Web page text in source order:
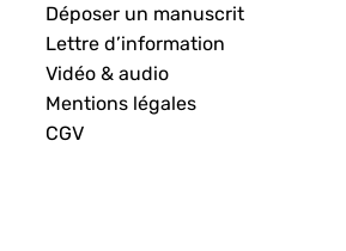
Déposer un manuscrit
Lettre d’information
Vidéo & audio
Mentions légales
CGV